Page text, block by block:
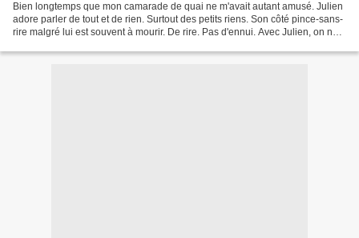
Bien longtemps que mon camarade de quai ne m'avait autant amusé. Julien
adore parler de tout et de rien. Surtout des petits riens. Son côté pince-sans-
rire malgré lui est souvent à mourir. De rire. Pas d'ennui. Avec Julien, on ne